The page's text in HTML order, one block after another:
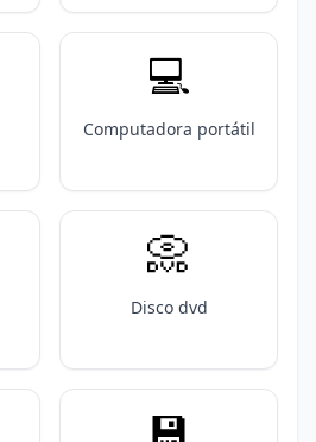
💻️
Computadora portátil
📀
Disco dvd